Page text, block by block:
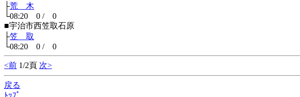
├荒 木
└08:20 0 / 0
■宇治市西笠取石原
├笠 取
└08:20 0 / 0
<前 1/2頁 次>
戻る
ﾄｯﾌﾟ